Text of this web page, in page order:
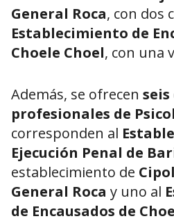
General Roca, con dos
Establecimiento de
Choele Choel, con una
Además, se ofrecen
profesionales de
corresponden al
Ejecución Penal de
establecimiento de
General Roca y uno al
de Encausados de